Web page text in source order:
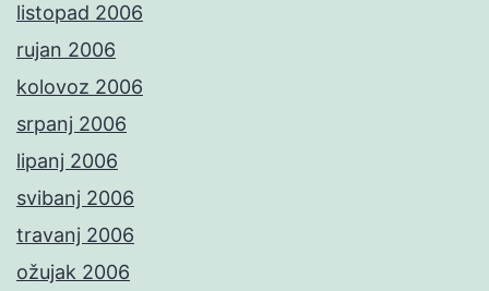
listopad 2006
rujan 2006
kolovoz 2006
srpanj 2006
lipanj 2006
svibanj 2006
travanj 2006
ožujak 2006